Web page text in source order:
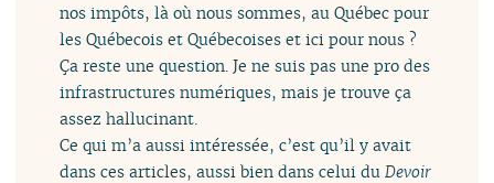
nos impôts, là où nous sommes, au Québec pour
les Québecois et Québecoises et ici pour nous ?
Ça reste une question. Je ne suis pas une pro des
infrastructures numériques, mais je trouve ça
assez hallucinant.
Ce qui m’a aussi intéressée, c’est qu’il y avait
dans ces articles, aussi bien dans celui du Devoir